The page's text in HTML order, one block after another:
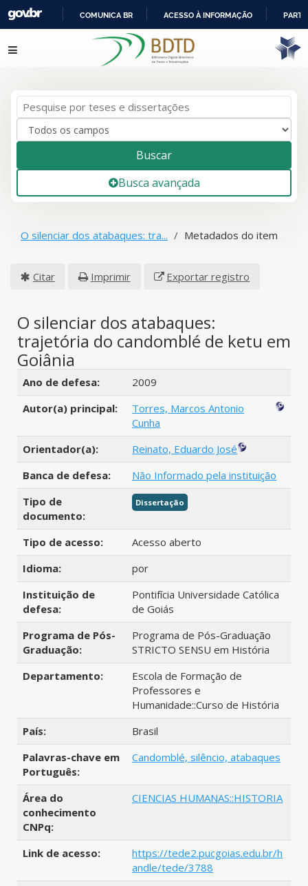
IR
PARA
COMUNICA BR ACESSO À INFORMAÇÃO
Pular para o conteúdo
Buscar
Busca avançada
O silenciar dos atabaques: tra... Metadados do item
Citar Imprimir Exportar registro
O silenciar dos atabaques:
trajetória do candomblé de ketu em
Goiânia
Detalhes bibliográficos
Ano de defesa:
2009
Autor(a) principal:
Torres, Marcos Antonio
Cunha
Orientador(a):
Reinato, Eduardo José
Banca de defesa:
Não Informado pela instituição
Tipo de
documento:
Dissertação
Tipo de acesso:
Acesso aberto
Idioma:
por
Instituição de
defesa:
Pontifícia Universidade Católica
de Goiás
Programa de Pós-
Graduação:
Programa de Pós-Graduação
STRICTO SENSU em História
Departamento:
Escola de Formação de
Professores e
Humanidade::Curso de História
País:
Brasil
Palavras-chave em
Português:
Candomblé, silêncio, atabaques
Área do
conhecimento
CNPq:
CIENCIAS HUMANAS::HISTORIA
Link de acesso:
https://tede2.pucgoias.edu.br/h
andle/tede/3788